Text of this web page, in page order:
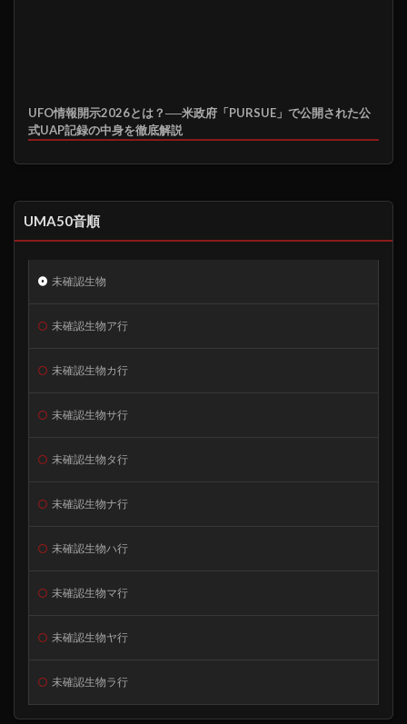
UFO情報開示2026とは？──米政府「PURSUE」で公開された公
式UAP記録の中身を徹底解説
UMA50音順
未確認生物
未確認生物ア行
未確認生物カ行
未確認生物サ行
未確認生物タ行
未確認生物ナ行
未確認生物ハ行
未確認生物マ行
未確認生物ヤ行
未確認生物ラ行